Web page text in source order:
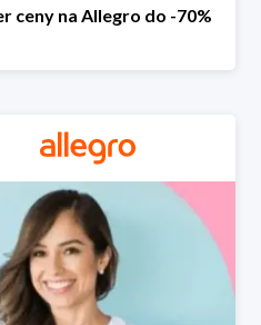
ceny na Allegro do -70%